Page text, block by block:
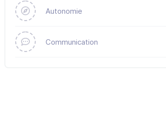
Autonomie
Communication